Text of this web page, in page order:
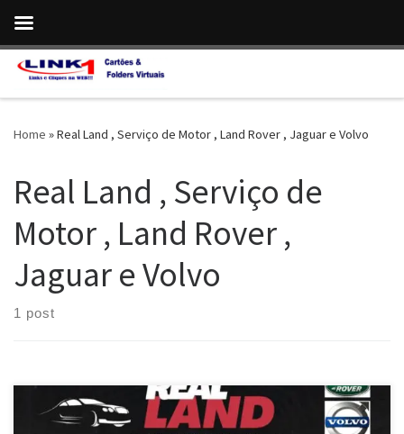
Skip to content
Home »Real Land , Serviço de Motor , Land Rover , Jaguar e Volvo
Real Land , Serviço de
Motor , Land Rover ,
Jaguar e Volvo
1 post